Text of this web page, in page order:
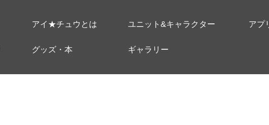
アイ★チュウとは ユニット&キャラクター アプ
グッズ・本 ギャラリー